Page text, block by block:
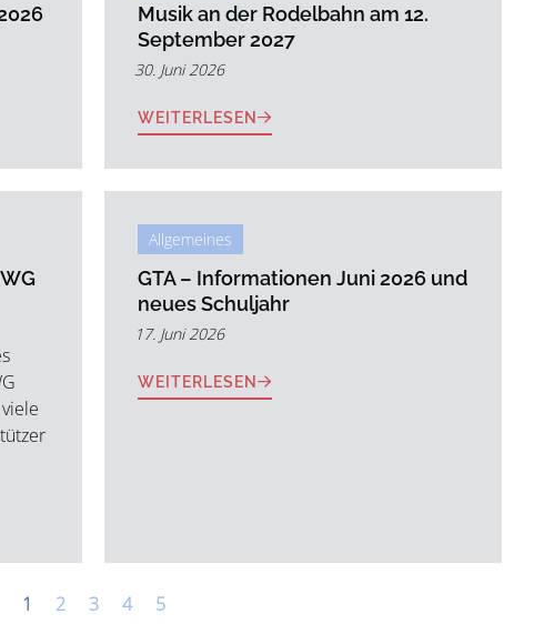
Musik an der Rodelbahn am 12.
September 2027
30. Juni 2026
WEITERLESEN
Allgemeines
GTA – Informationen Juni 2026 und
neues Schuljahr
17. Juni 2026
WEITERLESEN
1 2 3 4 5